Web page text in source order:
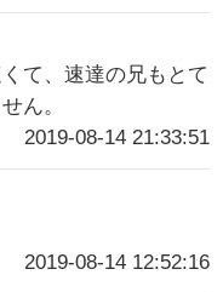
て、速達の兄もとて
ん。
2019-08-14 21:33:51
2019-08-14 12:52:16